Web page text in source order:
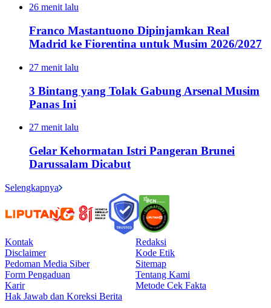
26 menit lalu
Franco Mastantuono Dipinjamkan Real
Madrid ke Fiorentina untuk Musim 2026/2027
27 menit lalu
3 Bintang yang Tolak Gabung Arsenal Musim
Panas Ini
27 menit lalu
Gelar Kehormatan Istri Pangeran Brunei
Darussalam Dicabut
Selengkapnya
Kontak
Redaksi
Disclaimer
Kode Etik
Pedoman Media Siber
Sitemap
Form Pengaduan
Tentang Kami
Karir
Metode Cek Fakta
Hak Jawab dan Koreksi Berita